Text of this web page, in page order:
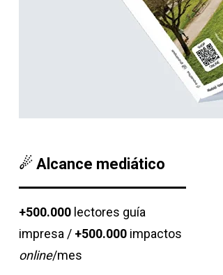
☄ Alcance mediático
+500.000 lectores guía
impresa / +500.000 impactos
online/mes